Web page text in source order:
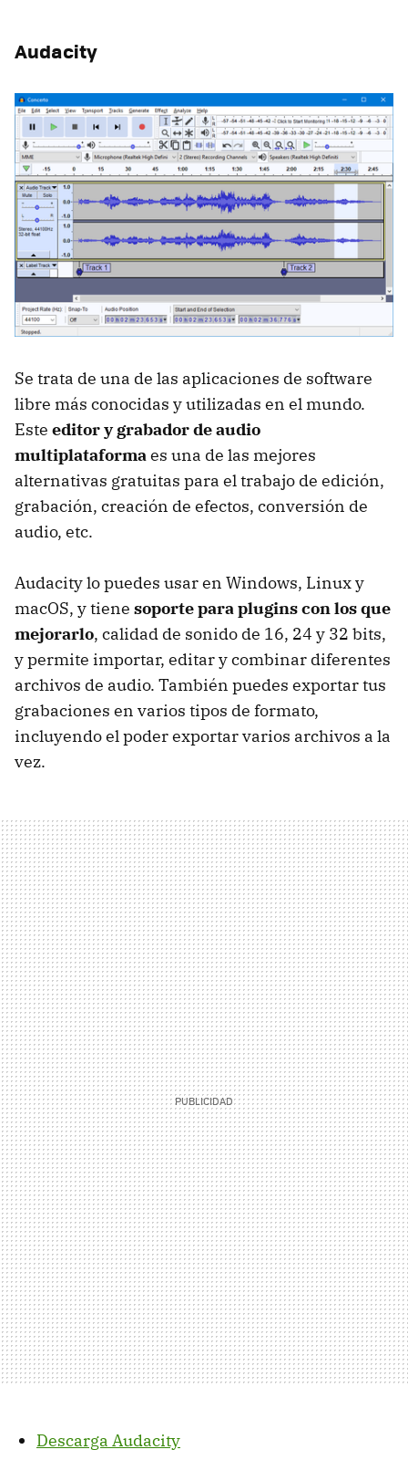
Audacity
Se trata de una de las aplicaciones de software
libre más conocidas y utilizadas en el mundo.
Este editor y grabador de audio
multiplataformaes una de las mejores
alternativas gratuitas para el trabajo de edición,
grabación, creación de efectos, conversión de
audio, etc.
Audacity lo puedes usar en Windows, Linux y
macOS, y tiene soporte para plugins con los que
mejorarlo, calidad de sonido de 16, 24 y 32 bits,
y permite importar, editar y combinar diferentes
archivos de audio. También puedes exportar tus
grabaciones en varios tipos de formato,
incluyendo el poder exportar varios archivos a la
vez.
Descarga Audacity